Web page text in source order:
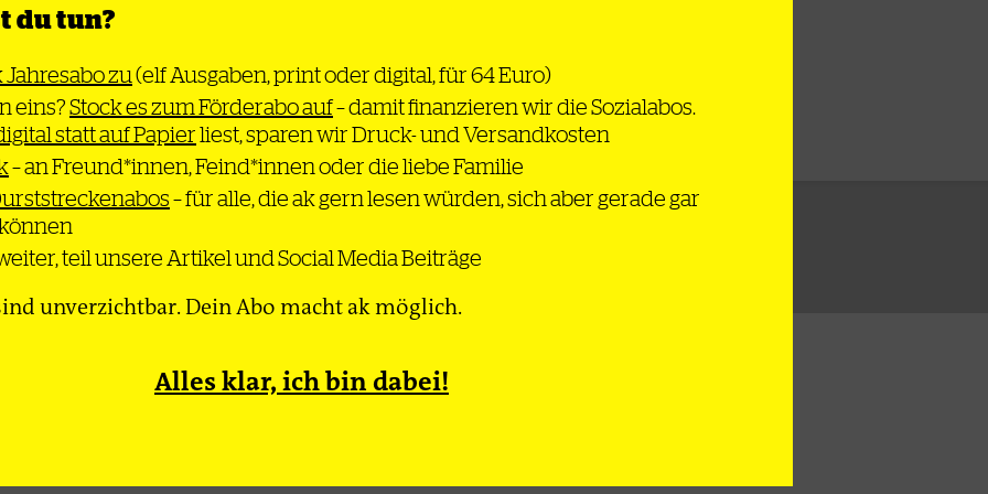
Thema Bewegung Gesellschaft
du tun?
zu(elf Ausgaben, print oder digital, für 64 Euro)
eins?Stock es zum Förderabo auf– damit finanzieren wir die Sozialabos.
statt auf Papierliest, sparen wir Druck- und Versandkosten
– an Freund*innen, Feind*innen oder die liebe Familie
– für alle, die ak gern lesen würden, sich aber gerade gar
teil unsere Artikel und Social Media Beiträge
unverzichtbar. Dein Abo macht ak möglich.
Alles klar, ich bin dabei!